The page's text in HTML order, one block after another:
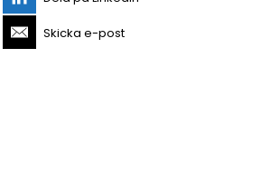
Skicka e-post